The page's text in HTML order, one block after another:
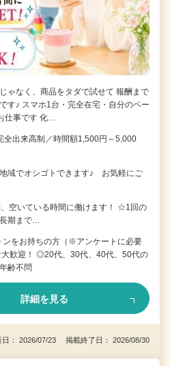
ゃなく、商品をタダで試せて 報酬まで
す♪ スマホ1台・完全在宅・自分のペー
仕事です 化…
全出来高制／時間額1,500円～5,000
域でオシゴトできます♪ お気軽にご
空いている時間に働けます！ ☆1回の
期まで…
をお持ちの方（※アンケートに必要
歓迎！ ◎20代、30代、40代、50代の
齢不問
詳細を見る
日： 2026/07/23 掲載終了日： 2026/08/30